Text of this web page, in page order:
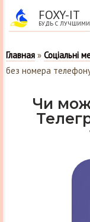
FOXY-IT
БУДЬ С ЛУЧШИМИ
Главная » Соціальні
без номера
Чи